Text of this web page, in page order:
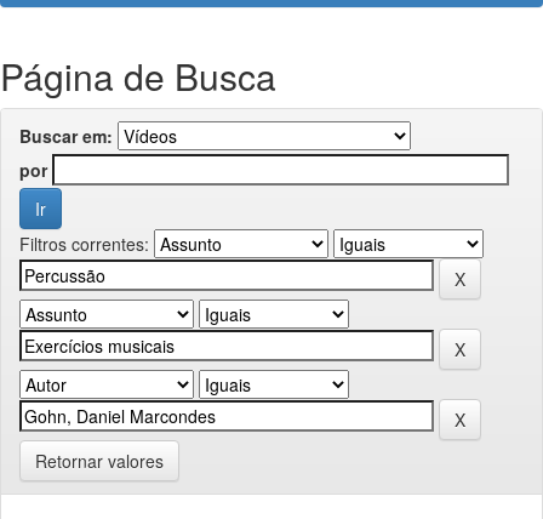
Página de Busca
Buscar em:
por
Filtros correntes:
Retornar valores